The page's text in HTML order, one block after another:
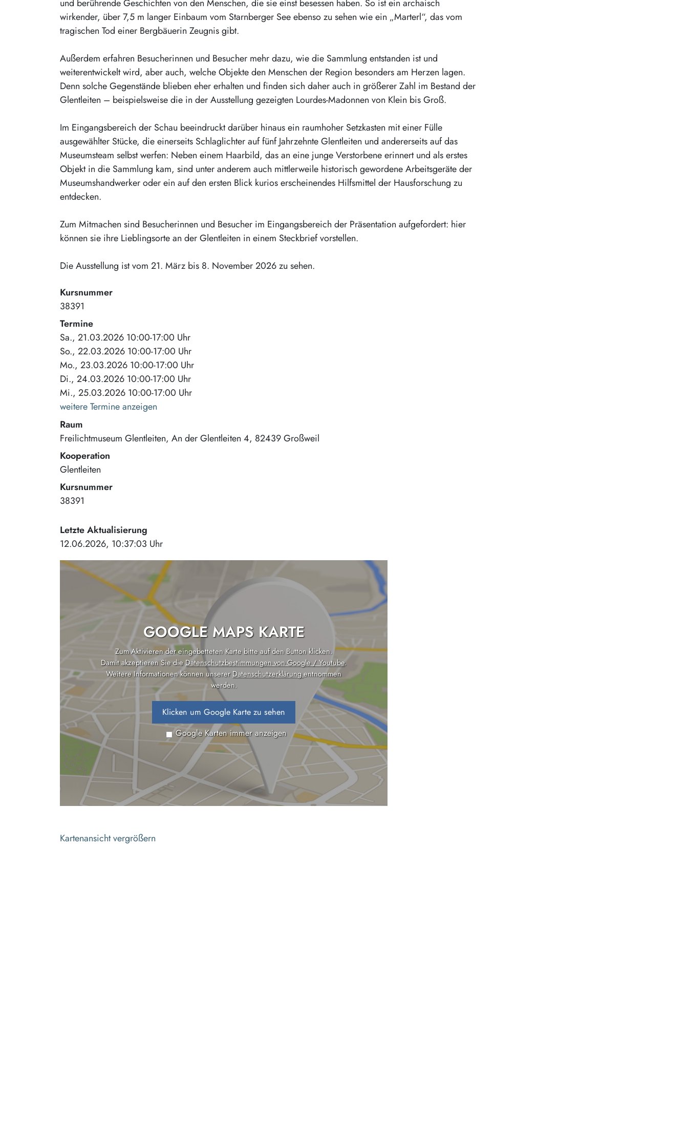
und berührende Geschichten von den Menschen, die sie einst besessen haben. So ist ein archaisch
wirkender, über 7,5 m langer Einbaum vom Starnberger See ebenso zu sehen wie ein „Marterl“, das vom
tragischen Tod einer Bergbäuerin Zeugnis gibt.
Außerdem erfahren Besucherinnen und Besucher mehr dazu, wie die Sammlung entstanden ist und
weiterentwickelt wird, aber auch, welche Objekte den Menschen der Region besonders am Herzen lagen.
Denn solche Gegenstände blieben eher erhalten und finden sich daher auch in größerer Zahl im Bestand der
Glentleiten – beispielsweise die in der Ausstellung gezeigten Lourdes-Madonnen von Klein bis Groß.
Im Eingangsbereich der Schau beeindruckt darüber hinaus ein raumhoher Setzkasten mit einer Fülle
ausgewählter Stücke, die einerseits Schlaglichter auf fünf Jahrzehnte Glentleiten und andererseits auf das
Museumsteam selbst werfen: Neben einem Haarbild, das an eine junge Verstorbene erinnert und als erstes
Objekt in die Sammlung kam, sind unter anderem auch mittlerweile historisch gewordene Arbeitsgeräte der
Museumshandwerker oder ein auf den ersten Blick kurios erscheinendes Hilfsmittel der Hausforschung zu
entdecken.
Zum Mitmachen sind Besucherinnen und Besucher im Eingangsbereich der Präsentation aufgefordert: hier
können sie ihre Lieblingsorte an der Glentleiten in einem Steckbrief vorstellen.
Die Ausstellung ist vom 21. März bis 8. November 2026 zu sehen.
Kursnummer
38391
Termine
Sa., 21.03.2026 10:00-17:00 Uhr
So., 22.03.2026 10:00-17:00 Uhr
Mo., 23.03.2026 10:00-17:00 Uhr
Di., 24.03.2026 10:00-17:00 Uhr
Mi., 25.03.2026 10:00-17:00 Uhr
weitere Termine anzeigen
Raum
Freilichtmuseum Glentleiten An der Glentleiten 4 82439Großweil
Kooperation
Glentleiten
Kursnummer
38391
Letzte Aktualisierung
12.06.2026, 10:37:03 Uhr
GOOGLE MAPS KARTE
Zum Aktivieren der eingebetteten Karte bitte auf den Button klicken.
Damit akzeptieren Sie dieDatenschutzbestimmungen von Google / Youtube.
Weitere Informationen können unsererDatenschutzerklärungentnommen
werden.
Klicken um Google Karte zu sehen
Google Karten immer anzeigen
Kartenansicht vergrößern